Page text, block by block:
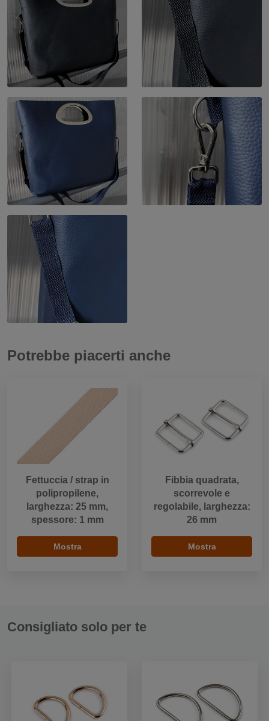
Potrebbe piacerti anche
Fettuccia / strap in
polipropilene,
larghezza: 25 mm,
spessore: 1 mm
Mostra
Fibbia quadrata,
scorrevole e
regolabile, larghezza:
26 mm
Mostra
Consigliato solo per te